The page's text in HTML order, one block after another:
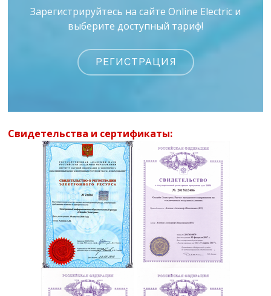
Зарегистрируйтесь на сайте Online Electric и
выберите доступный тариф!
РЕГИСТРАЦИЯ
Свидетельства и сертификаты: